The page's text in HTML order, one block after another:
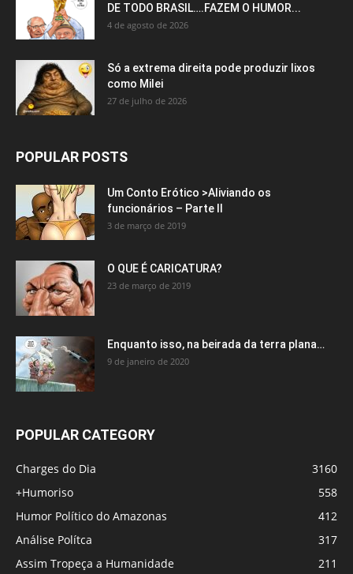
DE TODO BRASIL….FAZEM O HUMOR...
4 de agosto de 2026
Só a extrema direita pode produzir lixos
como Milei
27 de julho de 2026
POPULAR POSTS
Um Conto Erótico >Aliviando os
funcionários – Parte II
3 de março de 2019
O QUE É CARICATURA?
23 de março de 2019
Enquanto isso, na beirada da terra plana…
9 de janeiro de 2020
POPULAR CATEGORY
Charges do Dia
3160
+Humoriso
558
Humor Político do Amazonas
412
Análise Polítca
317
Assim Tropeça a Humanidade
211